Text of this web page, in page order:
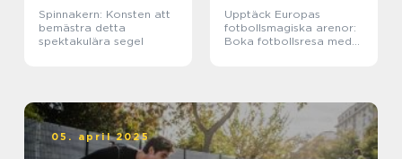
Spinnakern: Konsten att
bemästra detta
spektakulära segel
Upptäck Europas
fotbollsmagiska arenor:
Boka fotbollsresa med
05. april 2025